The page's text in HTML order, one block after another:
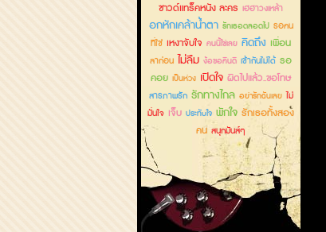
ซาวด์แทร็คหนัง ละคร เฮฮาวงเหล้า
อกหักเคล้าน้ำตา รักเธอตลอดไป รอคน
ที่ใช่ เหงาจับใจ คนนี้ใช่เลย คิดถึง เพื่อน
ลาก่อน ไม่ลืม ง้อขอคืนดี เข้ากันไม่ได้ รอ
คอย เป็นห่วง เปิดใจ ผิดไปแล้ว..ขอโทษ
สารภาพรัก รักทางไกล อย่ารักฉันเลย ไม่
มั่นใจ เจ็บ ประทับใจ พักใจ รักเธอทั้งสอง
คน สนุกมันส์ๆ